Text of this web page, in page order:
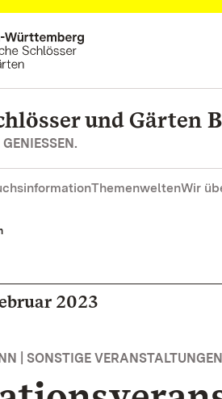
und Gärten
ThemenweltenWir
2023
| SONSTIGE VERANSTALTUNGEN